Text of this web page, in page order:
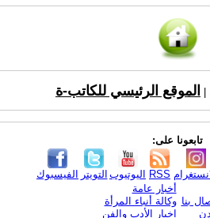
الموقع الرئيسي للكاتب-ة
تابعونا على:
الفيسبوك التويتر اليوتيوب RSS
بنا
أخبار عامة
وكالة أنباء المرأة
اخبار الأدب والفن